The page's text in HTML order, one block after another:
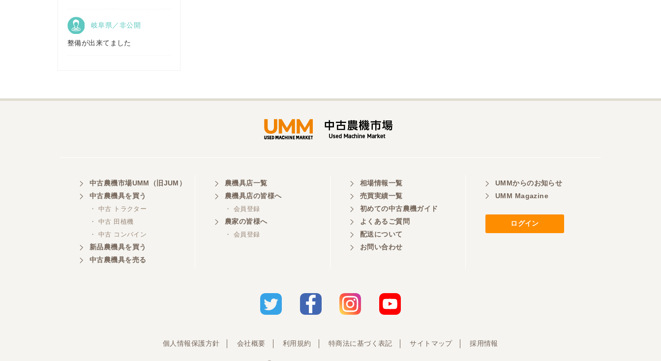
株式会社トミタモータース
株式会社 ケイ・エス・エンタ
ープライズ
岐阜県／非公開
整備が出来てました
中古農機市場UMM（旧JUM）
中古農機具を買う
・ 中古 トラクター
・ 中古 田植機
・ 中古 コンバイン
新品農機具を買う
中古農機具を売る
農機具店一覧
農機具店の皆様へ
・ 会員登録
農家の皆様へ
・ 会員登録
相場情報一覧
売買実績一覧
初めての中古農機ガイド
よくあるご質問
配送について
お問い合わせ
UMMからのお知らせ
UMM Magazine
ログイン
個人情報保護方針 会社概要 利用規約 特商法に基づく表記 サイトマップ 採用情報